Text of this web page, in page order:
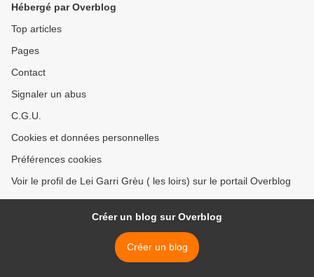
Hébergé par Overblog
Top articles
Pages
Contact
Signaler un abus
C.G.U.
Cookies et données personnelles
Préférences cookies
Voir le profil de Lei Garri Grèu ( les loirs) sur le portail Overblog
Créer un blog sur Overblog
Créer un blog